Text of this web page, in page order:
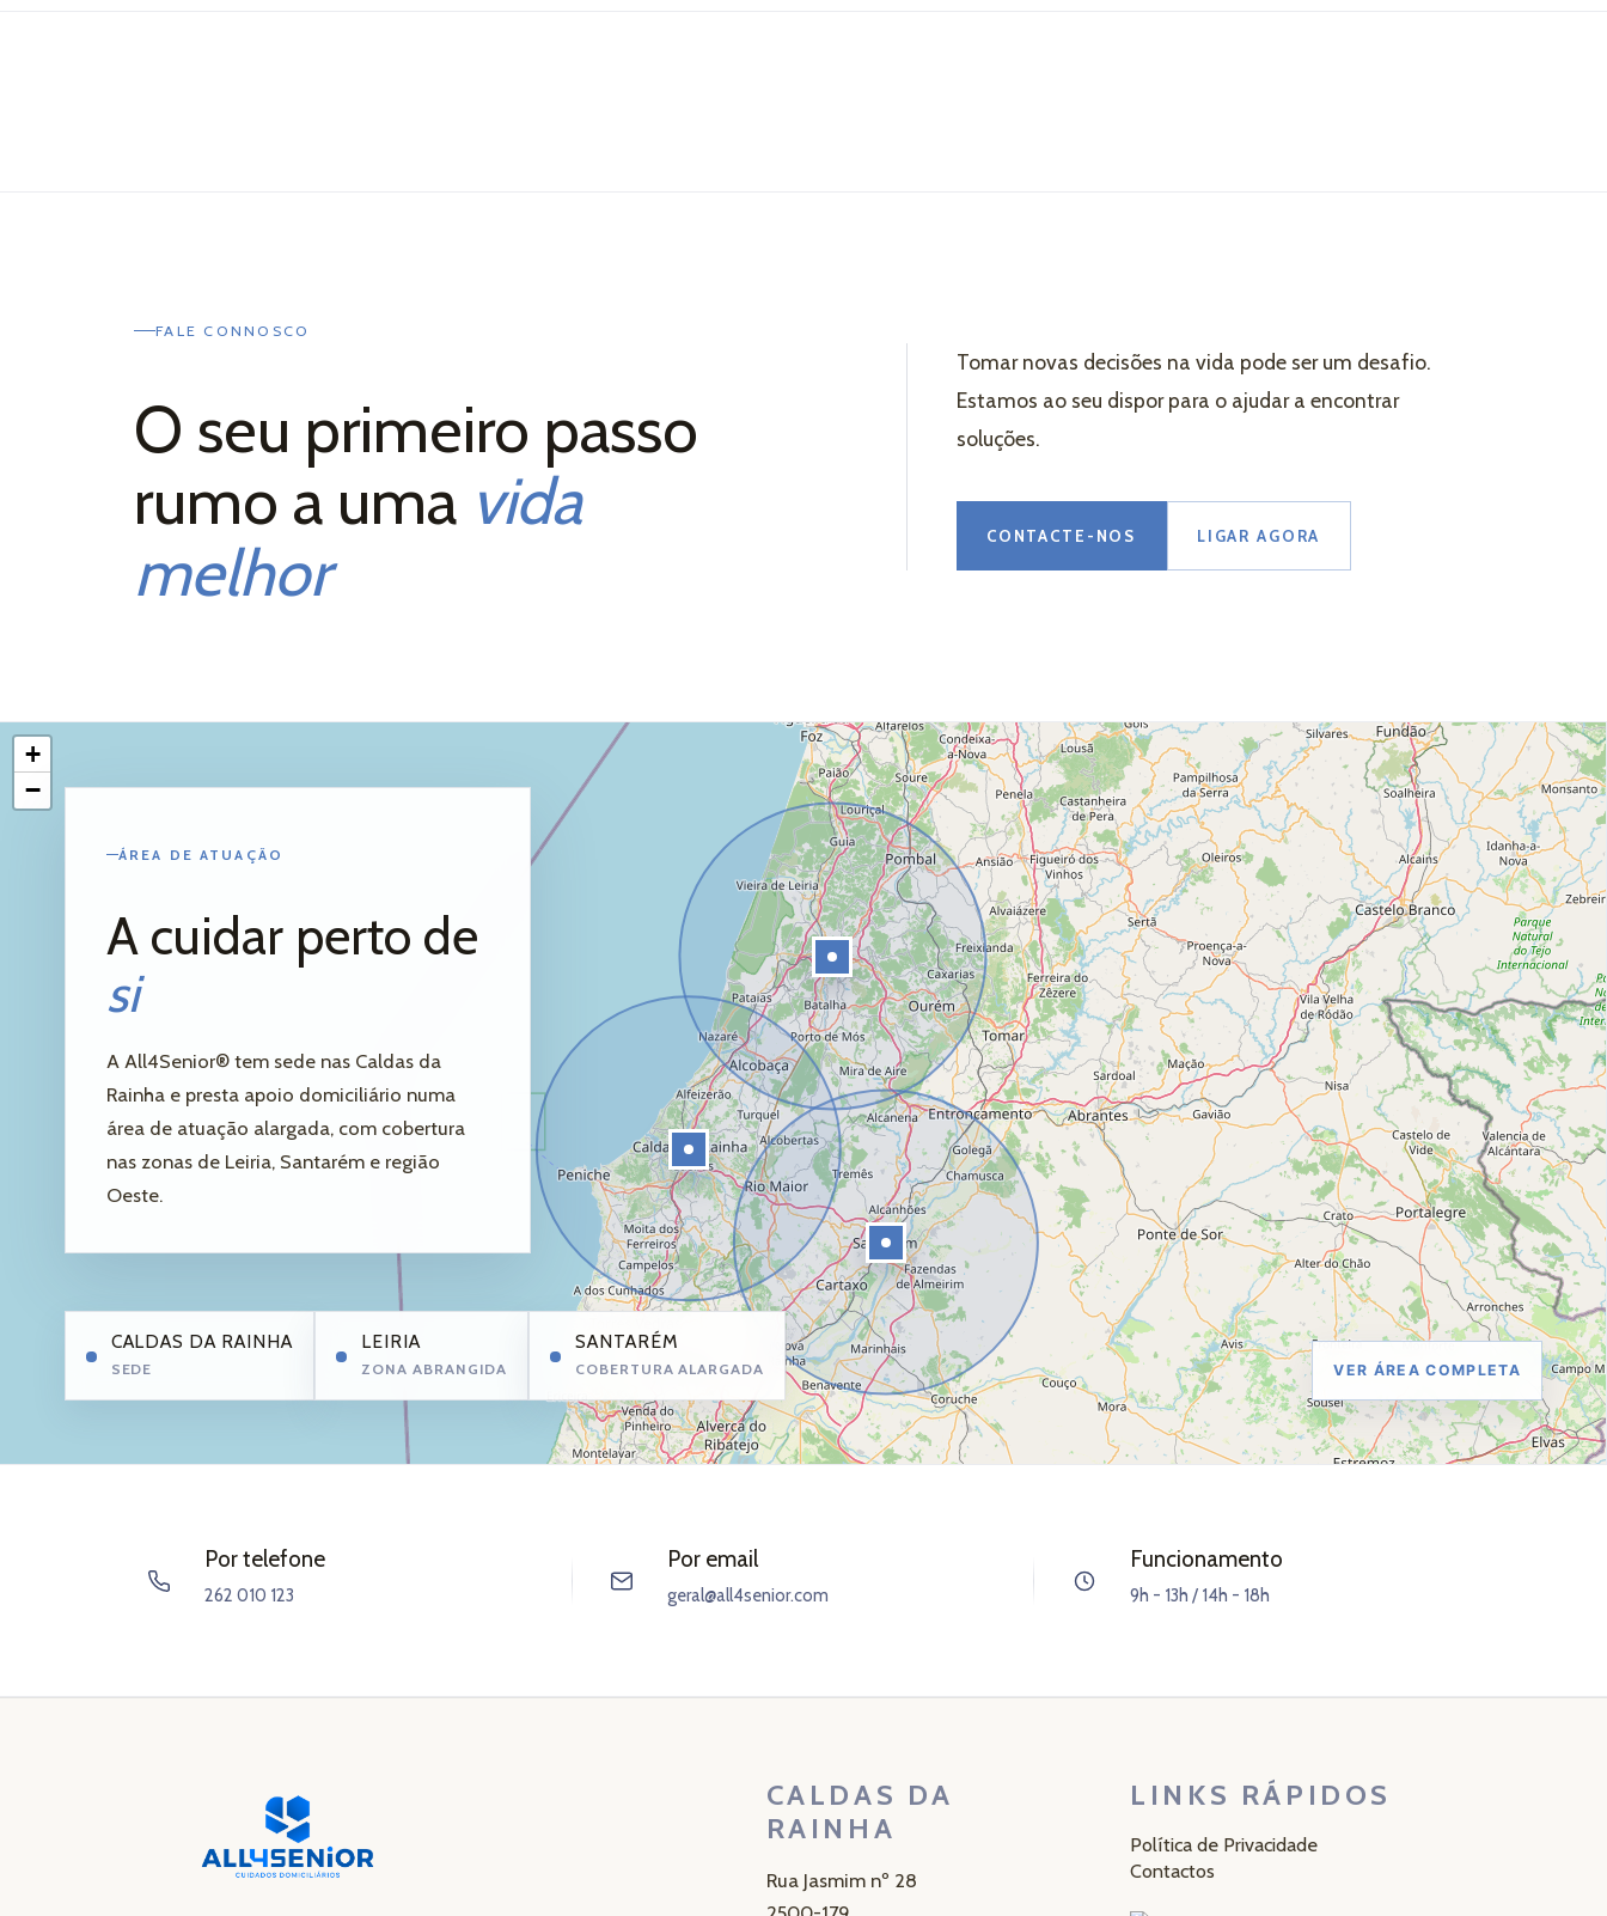
FALE CONNOSCO
O seu primeiro passo
rumo a uma vida
melhor
Tomar novas decisões na vida pode ser um desafio.
Estamos ao seu dispor para o ajudar a encontrar
soluções.
CONTACTE-NOS LIGAR AGORA
+
−
ÁREA DE ATUAÇÃO
A cuidar perto de
si
A All4Senior® tem sede nas Caldas da
Rainha e presta apoio domiciliário numa
área de atuação alargada, com cobertura
nas zonas de Leiria, Santarém e região
Oeste.
CALDAS DA RAINHA
SEDE
LEIRIA
ZONA ABRANGIDA
SANTARÉM
COBERTURA ALARGADA
RAIO
30 km
SERVIÇO
Apoio domiciliário
VER ÁREA COMPLETA
Por telefone
262 010 123
Por email
geral@all4senior.com
Funcionamento
9h - 13h / 14h - 18h
CALDAS DA
RAINHA
Rua Jasmim nº 28
LINKS RÁPIDOS
Política de Privacidade
Contactos